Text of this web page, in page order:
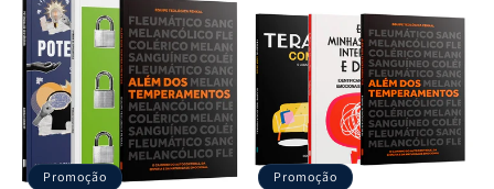
Raizes
da
Alma
|
O
Vício
Agradar
Raizes
da
Alma
|
O
Vício
de
Agradar
Quarto
de
Guerra
Livro
+
Devocional
Quarto
de
Guerra
|
Livro
+
Devocional
Promoção Promoção